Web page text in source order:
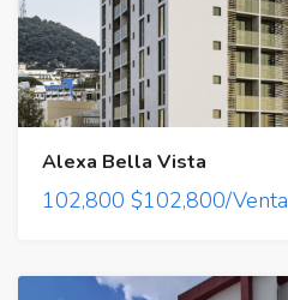
Alexa Bella Vista
102,800 $102,800/Venta